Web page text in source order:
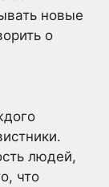
новые
о
людей,
что